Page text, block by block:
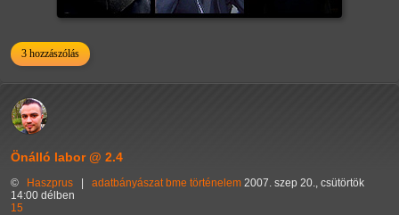
3 hozzászólás
Önálló labor @ 2.4
© Haszprus | adatbányászat bme történelem 2007. szep 20., csütörtök
14:00 délben
15